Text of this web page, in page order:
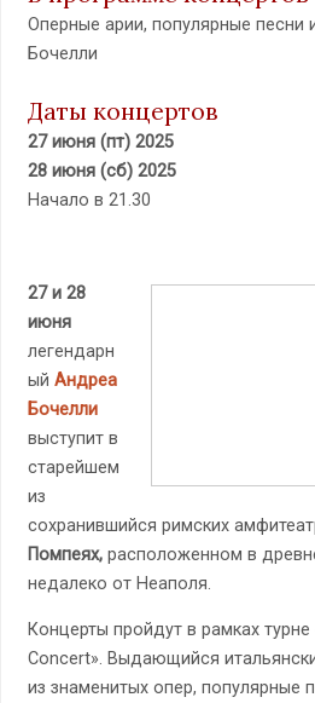
Оперные арии, популярные песни
Бочелли
Даты концертов
27 июня (пт) 2025
28 июня (сб) 2025
Начало в 21.30
27 и 28
июня
легендарн
ый Андреа
Бочелли
выступит в
старейшем
из
сохранившийся римских
Помпеях, расположенном в
недалеко от Неаполя.
Концерты пройдут в рамках
Concert». Выдающийся
из знаменитых опер, популярные